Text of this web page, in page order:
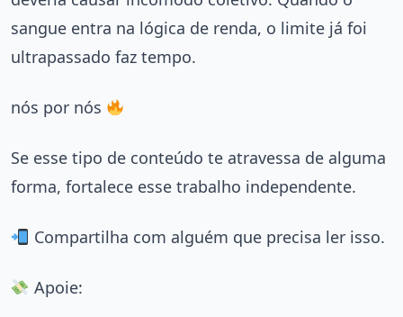
sangue entra na lógica de renda, o limite já foi
ultrapassado faz tempo.
nós por nós
Se esse tipo de conteúdo te atravessa de alguma
forma, fortalece esse trabalho independente.
Compartilha com alguém que precisa ler isso.
Apoie: